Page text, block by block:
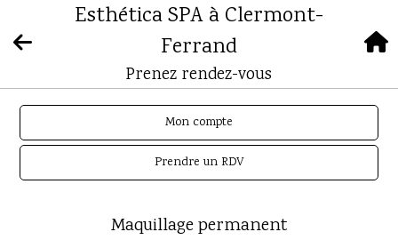
Esthética SPA à Clermont-
Ferrand
Prenez rendez-vous
Mon compte
Prendre un RDV
Maquillage permanent